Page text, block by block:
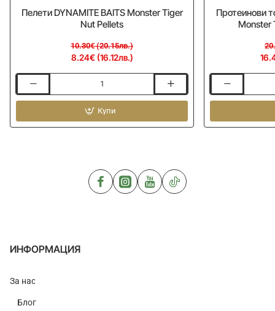
Пелети DYNAMITE BAITS Monster Tiger
Nut Pellets
8.24€ (16.12лв.)
10.30€ (20.15лв.)
DYNAMITE
Monster
Купи
Протеинови
Monster
топчета
BAITS
ИНФОРМАЦИЯ
За нас
Блог